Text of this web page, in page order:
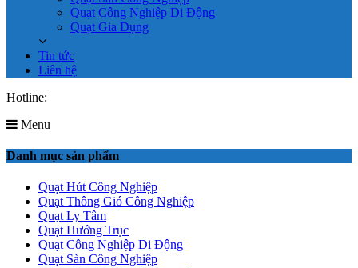
Quạt Công Nghiệp Di Động
Quạt Gia Dụng
Tin tức
Liên hệ
Hotline:
Menu
Danh mục sản phẩm
Quạt Hút Công Nghiệp
Quạt Thông Gió Công Nghiệp
Quạt Ly Tâm
Quạt Hướng Trục
Quạt Công Nghiệp Di Động
Quạt Sàn Công Nghiệp